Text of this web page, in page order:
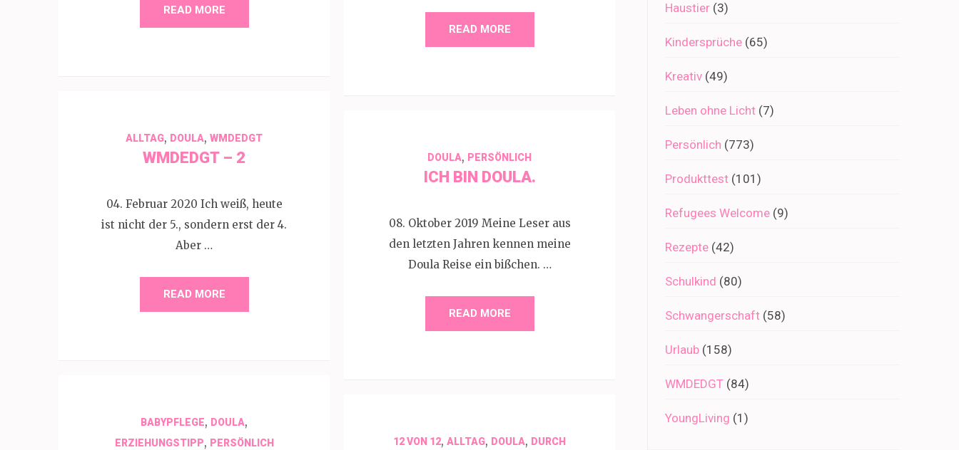
READ MORE
READ MORE
ALLTAG, DOULA, WMDEDGT
WMDEDGT – 2
04. Februar 2020 Ich weiß, heute
ist nicht der 5., sondern erst der 4.
Aber …
READ MORE
DOULA, PERSÖNLICH
ICH BIN DOULA.
08. Oktober 2019 Meine Leser aus
den letzten Jahren kennen meine
Doula Reise ein bißchen. …
READ MORE
BABYPFLEGE, DOULA,
ERZIEHUNGSTIPP, PERSÖNLICH 12 VON 12, ALLTAG, DOULA, DURCH
Haustier (3)
Kindersprüche (65)
Kreativ (49)
Leben ohne Licht (7)
Persönlich (773)
Produkttest (101)
Refugees Welcome (9)
Rezepte (42)
Schulkind (80)
Schwangerschaft (58)
Urlaub (158)
WMDEDGT (84)
YoungLiving (1)